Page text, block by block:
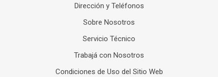
Dirección y Teléfonos
Sobre Nosotros
Servicio Técnico
Trabajá con Nosotros
Condiciones de Uso del Sitio Web